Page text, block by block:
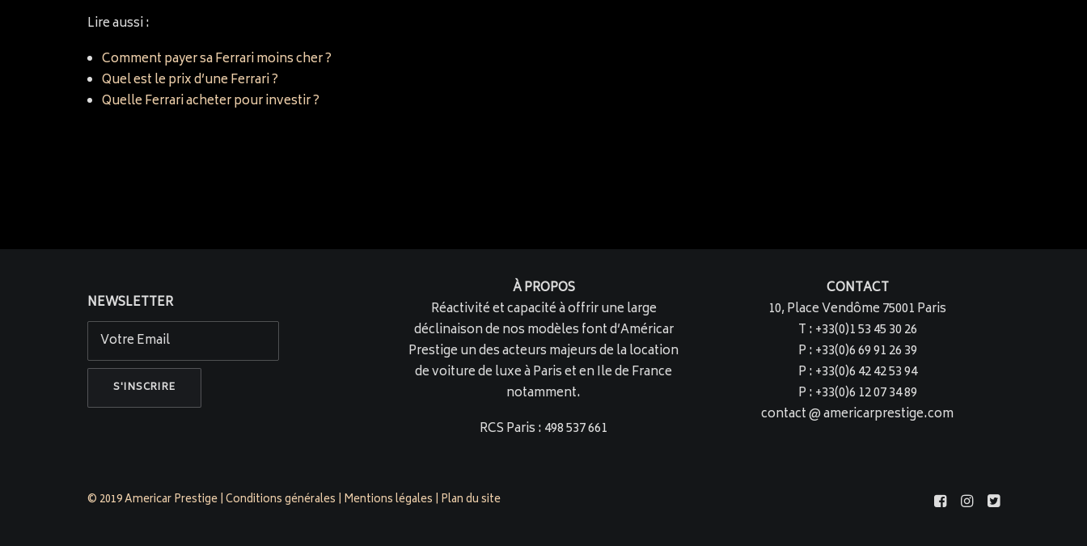
Lire aussi :
Comment payer sa Ferrari moins cher ?
Quel est le prix d’une Ferrari ?
Quelle Ferrari acheter pour investir ?
NEWSLETTER
À PROPOS
Réactivité et capacité à offrir une large
déclinaison de nos modèles font d’Américar
Prestige un des acteurs majeurs de la location
de voiture de luxe à Paris et en Ile de France
notamment.
RCS Paris : 498 537 661
CONTACT
10, Place Vendôme 75001 Paris
T : +33(0)1 53 45 30 26
P : +33(0)6 69 91 26 39
P : +33(0)6 42 42 53 94
P : +33(0)6 12 07 34 89
contact @ americarprestige.com
© 2019 Americar Prestige |Conditions générales | Mentions légales | Plan du site